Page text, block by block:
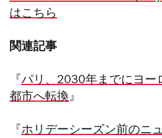
はこちら
関連記事
『 パリ、2030年までにヨー
都市へ転換』
『 ホリデーシーズン前のニ